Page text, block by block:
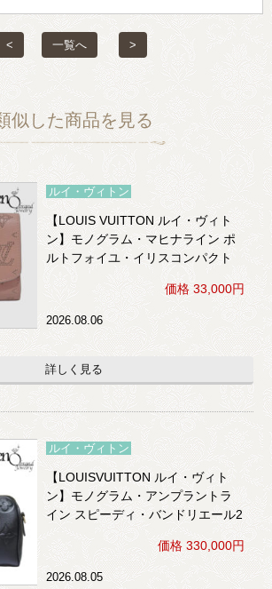
< 一覧へ >
似した商品を見る
ルイ・ヴィトン
【LOUIS VUITTON ルイ・ヴィト
ン】モノグラム・マヒナライン ポ
ルトフォイユ・イリスコンパクト
（ボアドゥローズ）※イニシャル
入り
価格 33,000円
2026.08.06
詳しく見る
ルイ・ヴィトン
【LOUISVUITTON ルイ・ヴィト
ン】モノグラム・アンプラントラ
イン スピーディ・バンドリエール2
0 2WAY （黒）
価格 330,000円
2026.08.05